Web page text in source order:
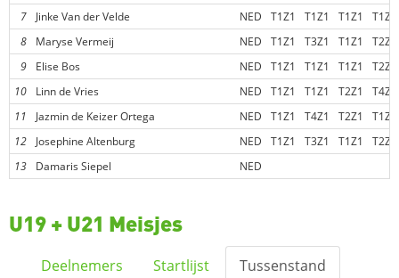
7
Jinke Van der Velde NED T1Z1 T1Z1 T1Z1
T1Z1
8
Maryse Vermeij NED T1Z1 T3Z1 T1Z1
T2Z2
9
Elise Bos NED T1Z1 T1Z1 T1Z1
T2Z2
10
Linn de Vries NED T1Z1 T1Z1 T2Z1
T4Z4
11
Jazmin de Keizer Ortega NED T1Z1 T4Z1 T2Z1
T1Z1
12
Josephine Altenburg NED T1Z1 T3Z1 T1Z1
T2Z2
13
Damaris Siepel NED
U19 + U21 Meisjes
Deelnemers Startlijst Tussenstand